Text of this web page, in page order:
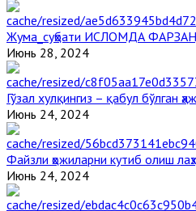
Жума_суҳбати ИСЛОМДА
Июнь 28, 2024
Гўзал хулқингиз – қабул бўлган
Июнь 24, 2024
Файзли ҳожиларни кутиб олиш
Июнь 24, 2024